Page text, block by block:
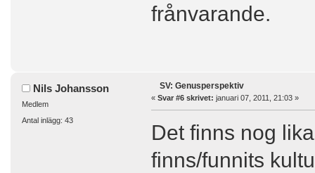
frånvarande.
Nils Johansson
Medlem
Antal inlägg: 43
SV: Genusperspektiv
« Svar #6 skrivet: januari 07, 2011, 21:03 »
Det finns nog
finns/funnits